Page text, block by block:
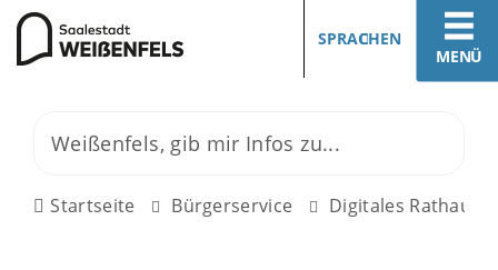
MENÜ
SPRACHEN
Startseite Bürgerservice Digitales Rathaus